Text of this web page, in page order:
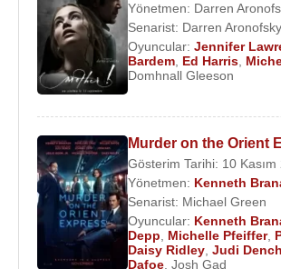
Field
1993 - Women in Film - Crystal Ödülü
Filmleri ve Dizileri:
Oyuncu:
2020 - Maleficent 2 ( Queen Ingrith)
2019 -Malefiz: Kötülüğün Gücü
Mistress of Evil (Queen Ingrith )
2019 - Avengers: Oyunun Sonu
(Sinema Filmi)
2018 - Ant-Man Ve Wasp (Janet van
Yönetmen: Darren
Senarist: Darren Aronofsky
Oyuncular: Jennifer
Bardem Ed Harris
Domhnall Gleeson
Murder on the Orient
Gösterim Tarihi: 10 Kasım
Yönetmen: Kenneth
Senarist: Michael Green
Oyuncular: Kenneth
Depp, Michelle Pfeiffer,
Daisy Ridley, Judi Dench
Dafoe, Josh Gad